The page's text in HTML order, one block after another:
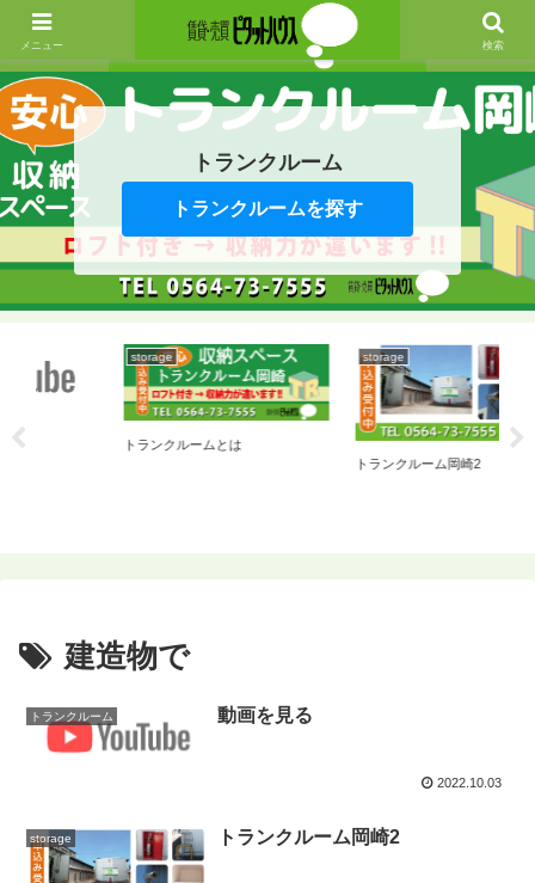
トランクルーム
トランクルームを探す
トランクルームとは
トランクルーム岡崎2
建造物で
トランクルーム 動画を見る
2022.10.03
storage トランクルーム岡崎2
メニュー 検索